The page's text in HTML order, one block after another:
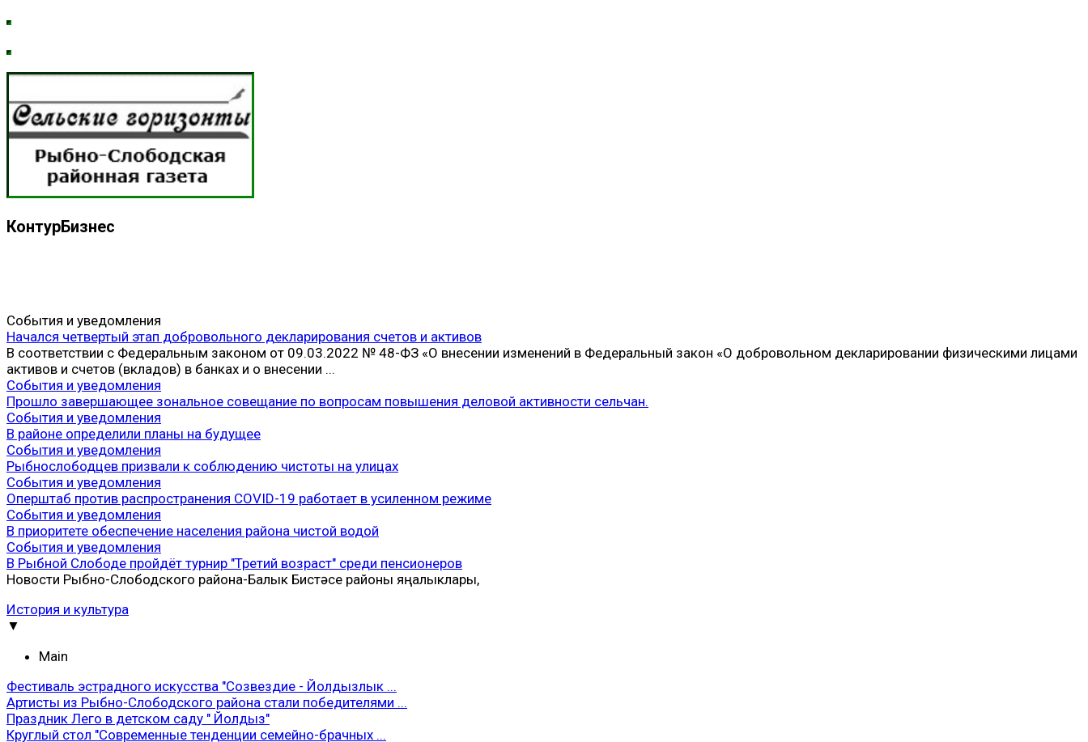
КонтурБизнес
События и уведомления
Начался четвертый этап добровольного декларирования счетов и активов
В соответствии с Федеральным законом от 09.03.2022 № 48-ФЗ «О внесении изменений в Федеральный закон «О добровольном декларировании физическими лицами
активов и счетов (вкладов) в банках и о внесении ...
События и уведомления
Прошло завершающее зональное совещание по вопросам повышения деловой активности сельчан.
События и уведомления
В районе определили планы на будущее
События и уведомления
Рыбнослободцев призвали к соблюдению чистоты на улицах
События и уведомления
Оперштаб против распространения COVID-19 работает в усиленном режиме
События и уведомления
В приоритете обеспечение населения района чистой водой
События и уведомления
В Рыбной Слободе пройдёт турнир "Третий возраст" среди пенсионеров
Новости Рыбно-Слободского района-Балык Бистәсе районы яңалыклары,
История и культура
▼
Main
Фестиваль эстрадного искусства "Созвездие - Йолдызлык ...
Артисты из Рыбно-Слободского района стали победителями ...
Праздник Лего в детском саду " Йолдыз"
Круглый стол "Современные тенденции семейно-брачных ...